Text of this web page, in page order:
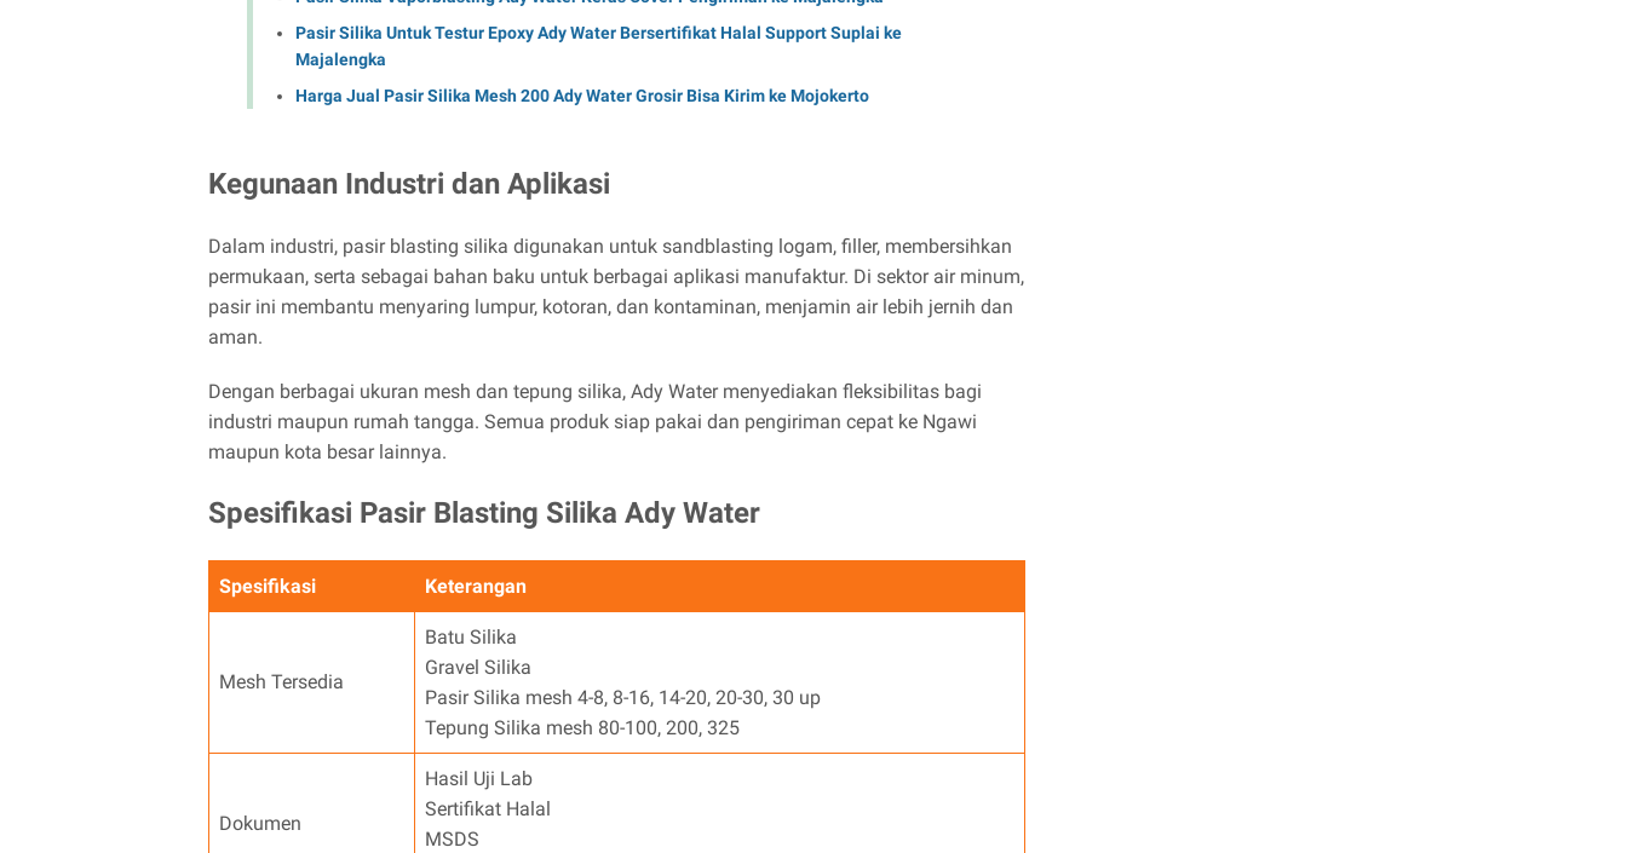
Pasir Silika Untuk Testur Epoxy Ady Water Bersertifikat Halal Support Suplai ke
Majalengka
Harga Jual Pasir Silika Mesh 200 Ady Water Grosir Bisa Kirim ke Mojokerto
Kegunaan Industri dan Aplikasi
Dalam industri, pasir blasting silika digunakan untuk sandblasting logam, filler, membersihkan
permukaan, serta sebagai bahan baku untuk berbagai aplikasi manufaktur. Di sektor air minum,
pasir ini membantu menyaring lumpur, kotoran, dan kontaminan, menjamin air lebih jernih dan
aman.
Dengan berbagai ukuran mesh dan tepung silika, Ady Water menyediakan fleksibilitas bagi
industri maupun rumah tangga. Semua produk siap pakai dan pengiriman cepat ke Ngawi
maupun kota besar lainnya.
Spesifikasi Pasir Blasting Silika Ady Water
Spesifikasi Keterangan
Mesh Tersedia
Batu Silika
Gravel Silika
Pasir Silika mesh 4-8, 8-16, 14-20, 20-30, 30 up
Tepung Silika mesh 80-100, 200, 325
Dokumen
Hasil Uji Lab
Sertifikat Halal
MSDS